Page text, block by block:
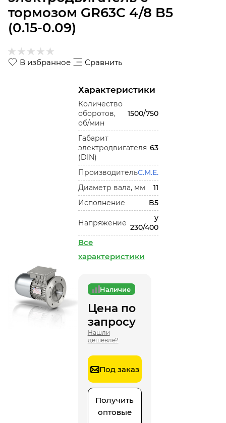
тормозом GR63C 4/8 B5
(0.15-0.09)
В избранное Сравнить
Характеристики
Количество
оборотов,
об/мин
1500/750
Габарит
электродвигателя
(DIN)
63
ПроизводительC.M.E.
Диаметр вала, мм
11
Исполнение
B5
Напряжение
у
230/400
Все
характеристики
Наличие
Цена по
запросу
Нашли
дешевле?
Под заказ
Получить
оптовые